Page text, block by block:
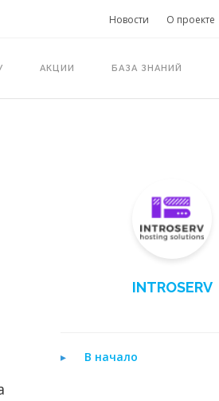
Новости О проекте
АКЦИИ БАЗА ЗНАНИЙ
INTROSERV
В начало